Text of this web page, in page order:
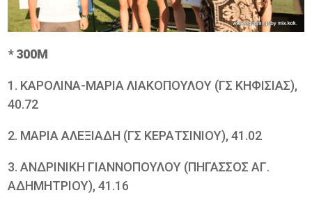
* 300Μ
1. ΚΑΡΟΛΙΝΑ-ΜΑΡΙΑ ΛΙΑΚΟΠΟΥΛΟΥ (ΓΣ ΚΗΦΙΣΙΑΣ),
40.72
2. ΜΑΡΙΑ ΑΛΕΞΙΑΔΗ (ΓΣ ΚΕΡΑΤΣΙΝΙΟΥ), 41.02
3. ΑΝΔΡΙΝΙΚΗ ΓΙΑΝΝΟΠΟΥΛΟΥ (ΠΗΓΑΣΣΟΣ ΑΓ.
ΑΔΗΜΗΤΡΙΟΥ), 41.16